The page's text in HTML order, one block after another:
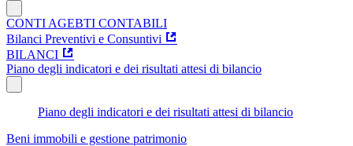
CONTI AGEBTI CONTABILI
Bilanci Preventivi e Consuntivi
BILANCI
Piano degli indicatori e dei risultati attesi di bilancio
Piano degli indicatori e dei risultati attesi di bilancio
Beni immobili e gestione patrimonio